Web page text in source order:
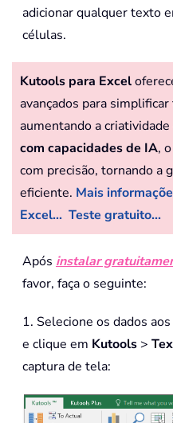
adicionar qualquer texto
células.
Kutools para Excel
avançados para
aumentando a criatividade
com capacidades de IA,
com precisão, tornando a
eficiente. Mais
Excel... Teste gratuito...
Após instalar
favor, faça o seguinte:
1. Selecione os dados
e clique em Kutools >
captura de tela: